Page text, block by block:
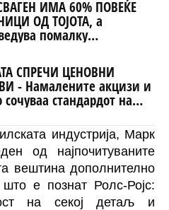
ИМА 60% ПОВЕЌЕ
ОД ТОЈОТА, а
помалку
СПРЕЧИ ЦЕНОВНИ
- Намалените акцизи и
стандардот на
индустрија, Марк
од најпочитуваните
вештина дополнително
е познат Ролс-Ројс:
на секој детаљ и